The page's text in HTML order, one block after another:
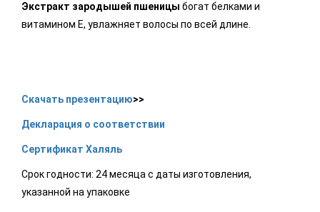
Экстракт зародышей пшеницы богат белками и
витамином Е, увлажняет волосы по всей длине.
Скачать презентацию>>
Декларация о соответствии
Сертификат Халяль
Срок годности: 24 месяца с даты изготовления,
указанной на упаковке